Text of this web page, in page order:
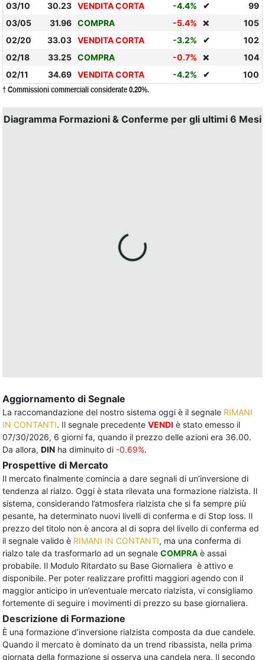
03/10
30.23 VENDITA CORTA -4.4% ✔
99
03/05
31.96 COMPRA -5.4% ❌
105
02/20
33.03 VENDITA CORTA -3.2% ✔
102
02/18
33.25 COMPRA -0.7% ❌
104
02/11
34.69 VENDITA CORTA -4.2% ✔ 100
† Commissioni commerciali considerate 0.20%.
Diagramma Formazioni & Conferme per gli ultimi 6 Mesi
Aggiornamento di Segnale
La raccomandazione del nostro sistema oggi è il segnale RIMANI
IN CONTANTI. Il segnale precedente VENDI è stato emesso il
07/30/2026, 6 giorni fa, quando il prezzo delle azioni era 36.00.
Da allora, DIN ha diminuito di -0.69%.
Prospettive di Mercato
Il mercato finalmente comincia a dare segnali di un’inversione di
tendenza al rialzo. Oggi è stata rilevata una formazione rialzista. Il
sistema, considerando l’atmosfera rialzista che si fa sempre più
pesante, ha determinato nuovi livelli di conferma e di Stop loss. Il
prezzo del titolo non è ancora al di sopra del livello di conferma ed
il segnale valido è RIMANI IN CONTANTI, ma una conferma di
rialzo tale da trasformarlo ad un segnale COMPRA è assai
probabile. Il Modulo Ritardato su Base Giornaliera è attivo e
disponibile. Per poter realizzare profitti maggiori agendo con il
maggior anticipo in un’eventuale mercato rialzista, vi consigliamo
fortemente di seguire i movimenti di prezzo su base giornaliera.
Descrizione di Formazione
È una formazione d’inversione rialzista composta da due candele.
Quando il mercato è dominato da un trend ribassista, nella prima
giornata della formazione si osserva una candela nera. Il secondo